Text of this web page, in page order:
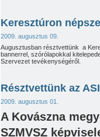
Keresztúron
2009. augusztus 09.
Augusztusban résztvettünk a
bannerrel, szórólapokkal
Szervezet tevékenységéről.
Résztvettünk az
2009. augusztus 01.
A Kovászna
SZMVSZ